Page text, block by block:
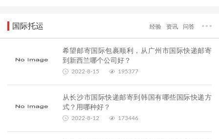
国际托运 经验 资讯 问答
希望邮寄国际包裹顺利，从广州市国际快递邮寄
到新西兰哪个公司好？
2022-8-15 195377
从长沙市国际快递邮寄到韩国有哪些国际快递方
式？用哪种好？
2022-8-12 173446